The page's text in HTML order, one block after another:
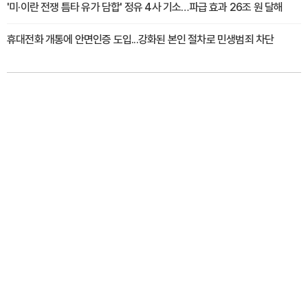
'미·이란 전쟁 틈타 유가 담합' 정유 4사 기소…파급 효과 26조 원 달해
휴대전화 개통에 안면인증 도입...강화된 본인 절차로 민생범죄 차단